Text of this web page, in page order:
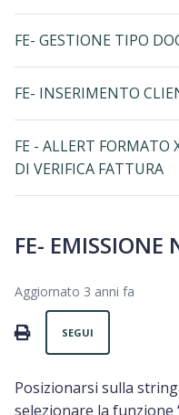
FE- GESTIONE TIPO
FE- INSERIMENTO
FE - ALLERT FORMATO
DI VERIFICA FATTURA
FE- EMISSIONE
Aggiornato 3 anni fa
PRINT
SEGUI
Posizionarsi sulla
selezionare la funzione